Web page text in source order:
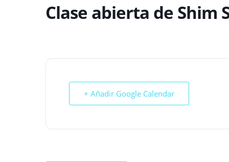
Clase abierta de Shim
+ Añadir Google Calendar